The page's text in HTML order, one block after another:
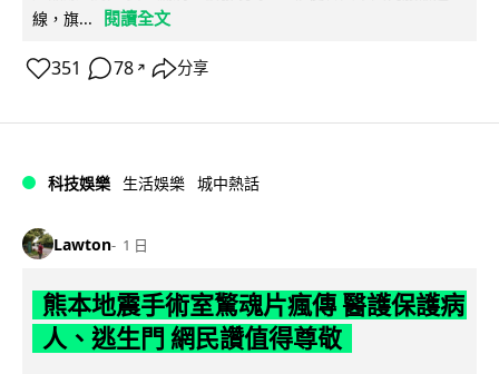
線，旗...
閱讀全文
351 78 ↗ 分享
科技娛樂 生活娛樂 城中熱話
Lawton 1 日
熊本地震手術室驚魂片瘋傳 醫護保護病
人、逃生門 網民讚值得尊敬